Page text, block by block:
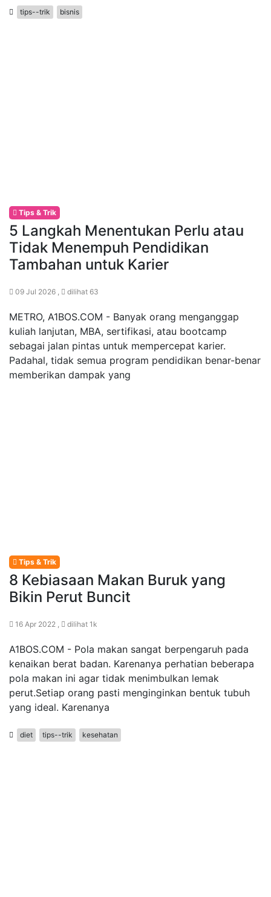
tips--trik bisnis
Tips & Trik
5 Langkah Menentukan Perlu atau
Tidak Menempuh Pendidikan
Tambahan untuk Karier
09 Jul 2026 , dilihat 63
METRO, A1BOS.COM - Banyak orang menganggap
kuliah lanjutan, MBA, sertifikasi, atau bootcamp
sebagai jalan pintas untuk mempercepat karier.
Padahal, tidak semua program pendidikan benar-benar
memberikan dampak yang
Tips & Trik
8 Kebiasaan Makan Buruk yang
Bikin Perut Buncit
16 Apr 2022 , dilihat 1k
A1BOS.COM - Pola makan sangat berpengaruh pada
kenaikan berat badan. Karenanya perhatian beberapa
pola makan ini agar tidak menimbulkan lemak
perut.Setiap orang pasti menginginkan bentuk tubuh
yang ideal. Karenanya
diet tips--trik kesehatan